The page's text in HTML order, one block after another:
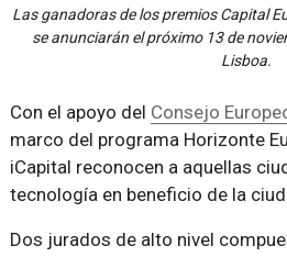
Las ganadoras de los premios Capital
se anunciarán el próximo 13 de
Lisboa.
Con el apoyo del Consejo
marco del programa Horizonte
iCapital reconocen a aquellas
tecnología en beneficio de la
Dos jurados de alto nivel